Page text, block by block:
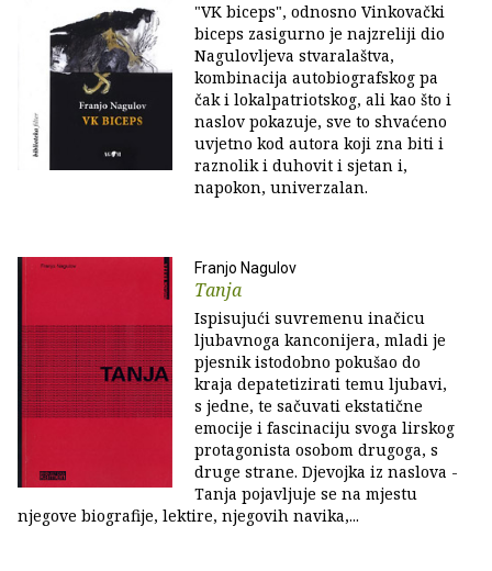
"VK biceps", odnosno Vinkovački
biceps zasigurno je najzreliji dio
Nagulovljeva stvaralaštva,
kombinacija autobiografskog pa
čak i lokalpatriotskog, ali kao što i
naslov pokazuje, sve to shvaćeno
uvjetno kod autora koji zna biti i
raznolik i duhovit i sjetan i,
napokon, univerzalan.
Franjo Nagulov
Tanja
Ispisujući suvremenu inačicu
ljubavnoga kanconijera, mladi je
pjesnik istodobno pokušao do
kraja depatetizirati temu ljubavi,
s jedne, te sačuvati ekstatične
emocije i fascinaciju svoga lirskog
protagonista osobom drugoga, s
druge strane. Djevojka iz naslova -
Tanja pojavljuje se na mjestu
njegove biografije, lektire, njegovih navika,...